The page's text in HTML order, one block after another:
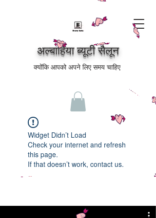
अल्बाहिया ब्यूटी सैलून
क्योंकि आपको अपने लिए समय चाहिए
Widget Didn’t Load
Check your internet and refresh
this page.
If that doesn’t work, contact us.